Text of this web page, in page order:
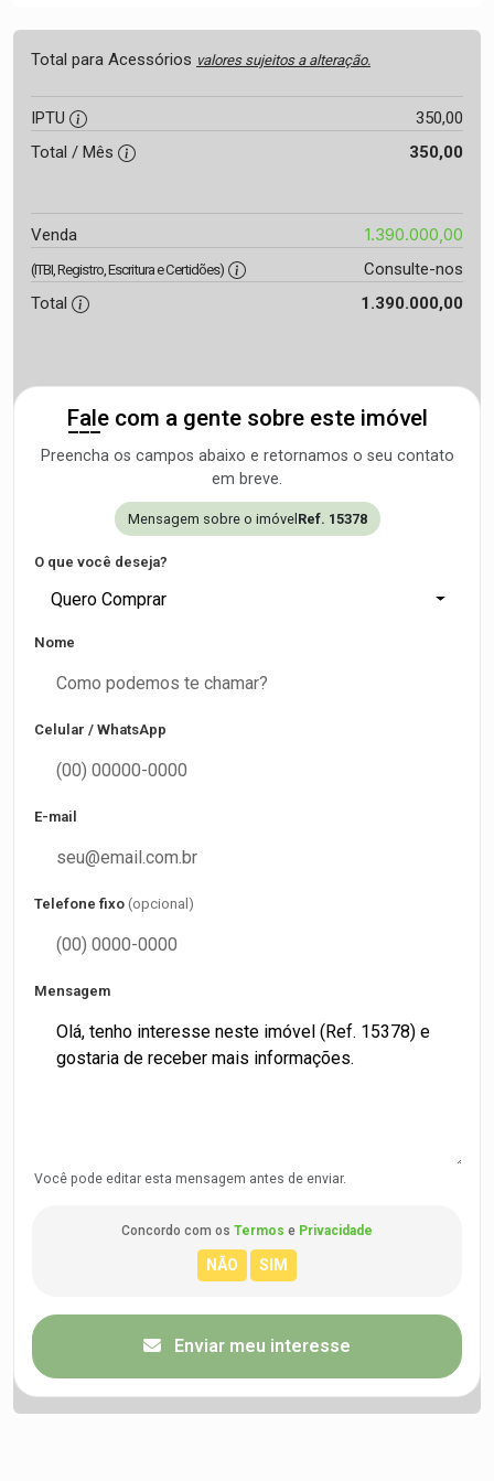
Total para Acessórios valores sujeitos a alteração.
IPTU
350,00
Total / Mês
350,00
Venda 1.390.000,00
(ITBI, Registro, Escritura e Certidões)
Consulte-nos
Total
1.390.000,00
Fale com a gente sobre este imóvel
Preencha os campos abaixo e retornamos o seu contato
em breve.
Mensagem sobre o imóvelRef. 15378
O que você deseja?
Quero Comprar
Nome
Celular / WhatsApp
E-mail
Telefone fixo (opcional)
Mensagem
Você pode editar esta mensagem antes de enviar.
Concordo com os Termos e Privacidade
Enviar meu interesse